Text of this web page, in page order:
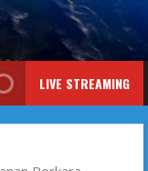
LIVE STREAMING